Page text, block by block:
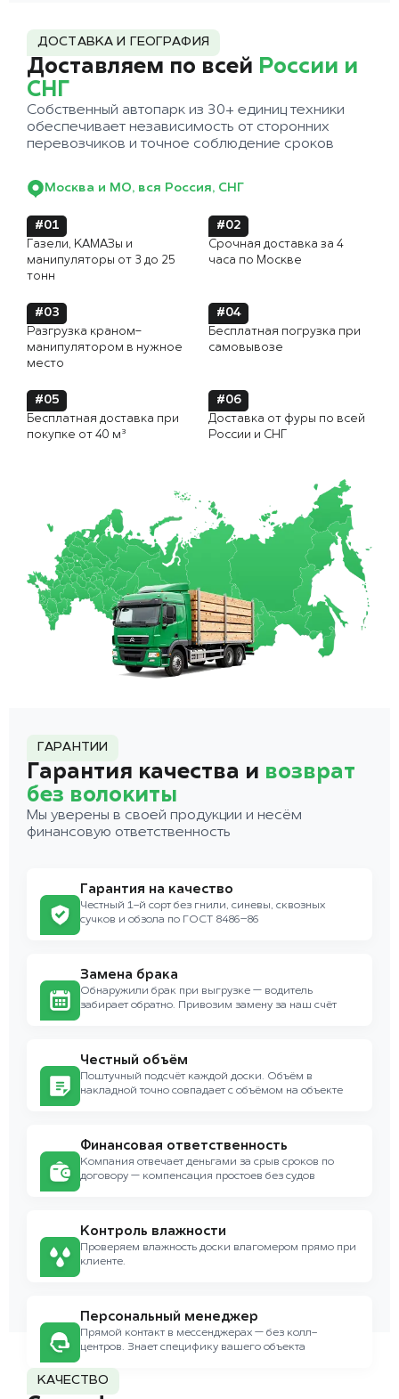
ДОСТАВКА И ГЕОГРАФИЯ
Доставляем по всей России и
СНГ
Собственный автопарк из 30+ единиц техники
обеспечивает независимость от сторонних
перевозчиков и точное соблюдение сроков
Москва и МО, вся Россия, СНГ
#01
Газели, КАМАЗы и
манипуляторы от 3 до 25
тонн
#02
Срочная доставка за 4
часа по Москве
#03
Разгрузка краном-
манипулятором в нужное
место
#04
Бесплатная погрузка при
самовывозе
#05
Бесплатная доставка при
покупке от 40 м³
#06
Доставка от фуры по всей
России и СНГ
ГАРАНТИИ
Гарантия качества и возврат
без волокиты
Мы уверены в своей продукции и несём
финансовую ответственность
Гарантия на качество
Честный 1-й сорт без гнили, синевы, сквозных
сучков и обзола по ГОСТ 8486–86
Замена брака
Обнаружили брак при выгрузке — водитель
забирает обратно. Привозим замену за наш счёт
Честный объём
Поштучный подсчёт каждой доски. Объём в
накладной точно совпадает с объёмом на объекте
Финансовая ответственность
Компания отвечает деньгами за срыв сроков по
договору — компенсация простоев без судов
Контроль влажности
Проверяем влажность доски влагомером прямо при
клиенте.
Персональный менеджер
Прямой контакт в мессенджерах — без колл-
центров. Знает специфику вашего объекта
КАЧЕСТВО